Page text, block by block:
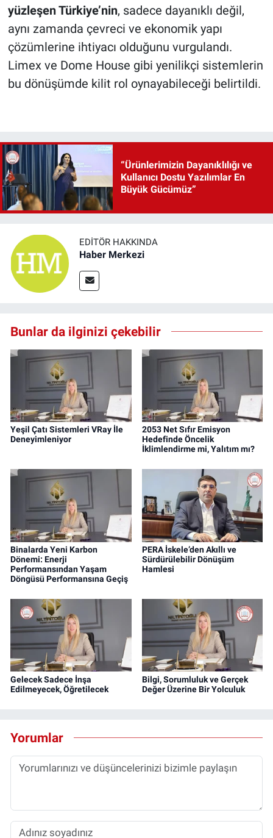
yüzleşen Türkiye’nin, sadece dayanıklı değil,
aynı zamanda çevreci ve ekonomik yapı
çözümlerine ihtiyacı olduğunu vurgulandı.
Limex ve Dome House gibi yenilikçi sistemlerin
bu dönüşümde kilit rol oynayabileceği belirtildi.
“Ürünlerimizin Dayanıklılığı ve
Kullanıcı Dostu Yazılımlar En
Büyük Gücümüz”
EDITÖR HAKKINDA
Haber Merkezi
Bunlar da ilginizi çekebilir
Yeşil Çatı Sistemleri VRay İle
Deneyimleniyor
2053 Net Sıfır Emisyon
Hedefinde Öncelik
İklimlendirme mi, Yalıtım mı?
Binalarda Yeni Karbon
Dönemi: Enerji
Performansından Yaşam
Döngüsü Performansına Geçiş
PERA İskele’den Akıllı ve
Sürdürülebilir Dönüşüm
Hamlesi
Gelecek Sadece İnşa
Edilmeyecek, Öğretilecek
Bilgi, Sorumluluk ve Gerçek
Değer Üzerine Bir Yolculuk
Yorumlar